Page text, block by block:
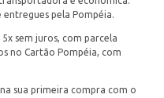
pela Pompéia.
5x sem juros, com parcela
no Cartão Pompéia, com
sua primeira compra com o